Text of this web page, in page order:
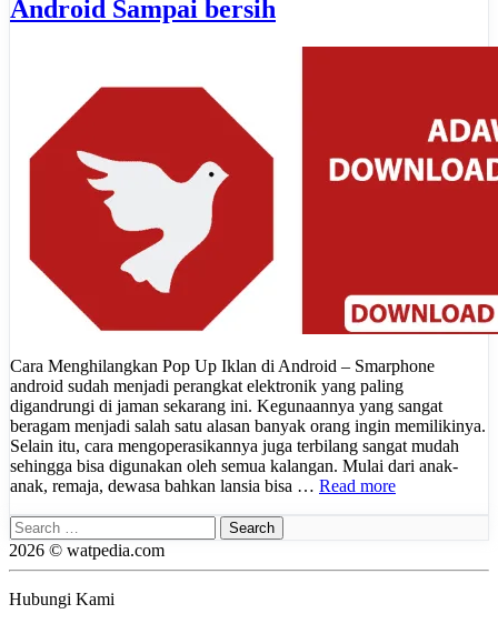
Android Sampai bersih
Cara Menghilangkan Pop Up Iklan di Android – Smarphone
android sudah menjadi perangkat elektronik yang paling
digandrungi di jaman sekarang ini. Kegunaannya yang sangat
beragam menjadi salah satu alasan banyak orang ingin memilikinya.
Selain itu, cara mengoperasikannya juga terbilang sangat mudah
sehingga bisa digunakan oleh semua kalangan. Mulai dari anak-
anak, remaja, dewasa bahkan lansia bisa … Read more
Search
for:
2026 © watpedia.com
Hubungi Kami